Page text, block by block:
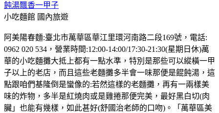
飩湯飄香一甲子
小吃麵館 國內旅遊
阿美陽春麵:臺北市萬華區華江里環河南路二段169號，電話:
0962 020 534，營業時間:12:00-14:00/17:30-21:30(星期日休)萬
華的小吃麵攤大抵上都有一點水準，特別是那些可以縱橫一甲
子以上的老店，而且這些老麵攤多半會一味那便是餛飩湯，這
點跟咱們基隆倒是蠻像的:若然這樣的老麵攤，再有一兩樣美
味的炸物，多半是紅燒肉或是雞捲那便完美，最好黑白切(肉
臟」也能有幾樣，如此甚好(舒國治老師的口吻)。「萬華區美